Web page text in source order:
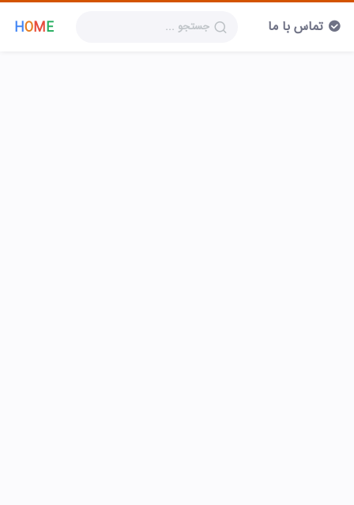
HOME تماس با ما